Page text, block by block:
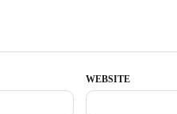
WEBSITE